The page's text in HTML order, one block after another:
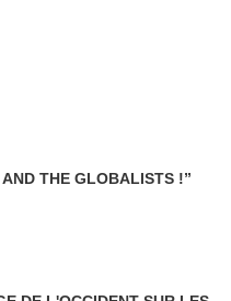
THE GLOBALISTS !”